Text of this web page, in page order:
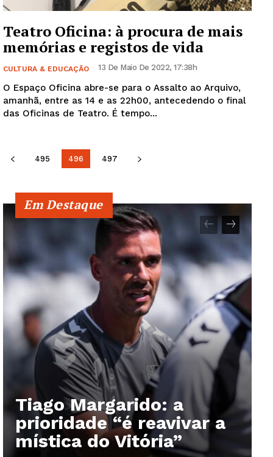
Teatro Oficina: à procura de mais
memórias e registos de vida
CULTURA & EDUCAÇÃO 13 De Maio De 2022, 17:38h
O Espaço Oficina abre-se para o Assalto ao Arquivo,
amanhã, entre as 14 e as 22h00, antecedendo o final
das Oficinas de Teatro. É tempo...
495 496 497
Em Destaque
Tiago Margarido: a
prioridade “é reavivar a
mística do Vitória”